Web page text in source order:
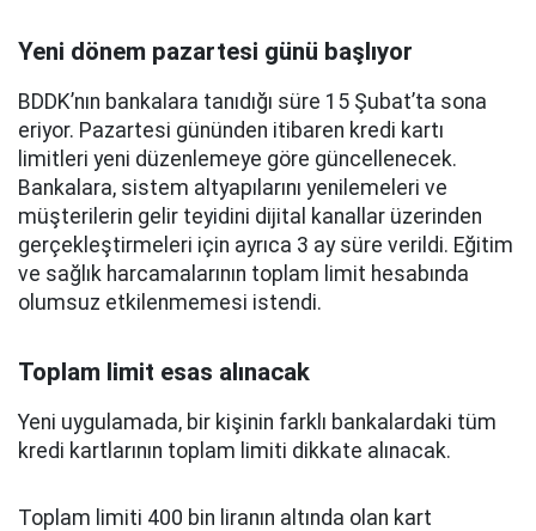
Yeni dönem pazartesi günü başlıyor
BDDK’nın bankalara tanıdığı süre 15 Şubat’ta sona
eriyor. Pazartesi gününden itibaren kredi kartı
limitleri yeni düzenlemeye göre güncellenecek.
Bankalara, sistem altyapılarını yenilemeleri ve
müşterilerin gelir teyidini dijital kanallar üzerinden
gerçekleştirmeleri için ayrıca 3 ay süre verildi. Eğitim
ve sağlık harcamalarının toplam limit hesabında
olumsuz etkilenmemesi istendi.
Toplam limit esas alınacak
Yeni uygulamada, bir kişinin farklı bankalardaki tüm
kredi kartlarının toplam limiti dikkate alınacak.
Toplam limiti 400 bin liranın altında olan kart